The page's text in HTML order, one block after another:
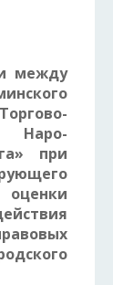
между
Наро-
при